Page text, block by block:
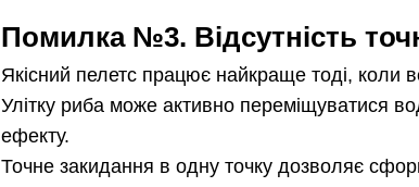
Помилка №3. Відсутність
Якісний пелетс працює найкраще тоді, коли
Улітку риба може активно переміщуватися
ефекту.
Точне закидання в одну точку дозволяє